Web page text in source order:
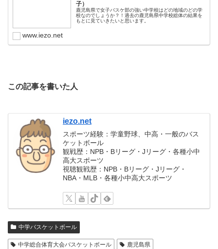
子）
鹿児島県で女子バスケ部の強い中学校はどの地域のどの学
校なのでしょうか？！過去の鹿児島県中学校総体の結果を
もとに見ていきたいと思います。
www.iezo.net
この記事を書いた人
iezo.net
スポーツ経験：学童野球、中高・一般のバス
ケットボール
観戦歴：NPB・Bリーグ・Jリーグ・各種小中
高大スポーツ
視聴観戦歴：NPB・Bリーグ・Jリーグ・
NBA・MLB・各種小中高大スポーツ
中学バスケットボール
中学総合体育大会バスケットボール 鹿児島県